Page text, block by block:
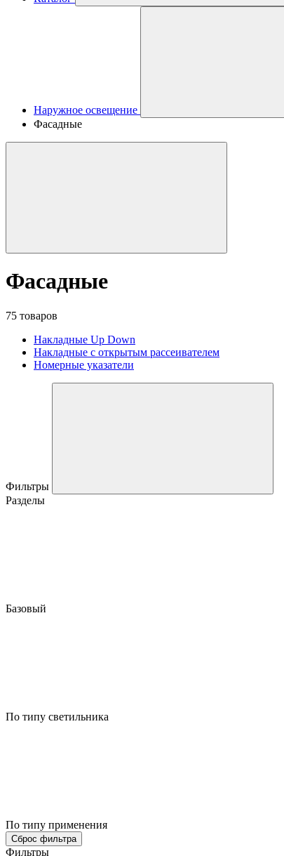
Наружное освещение
Фасадные
Фасадные
75 товаров
Накладные Up Down
Накладные с открытым рассеивателем
Номерные указатели
Фильтры
Разделы
Базовый
По типу светильника
По типу применения
Сброс фильтра
Фильтры